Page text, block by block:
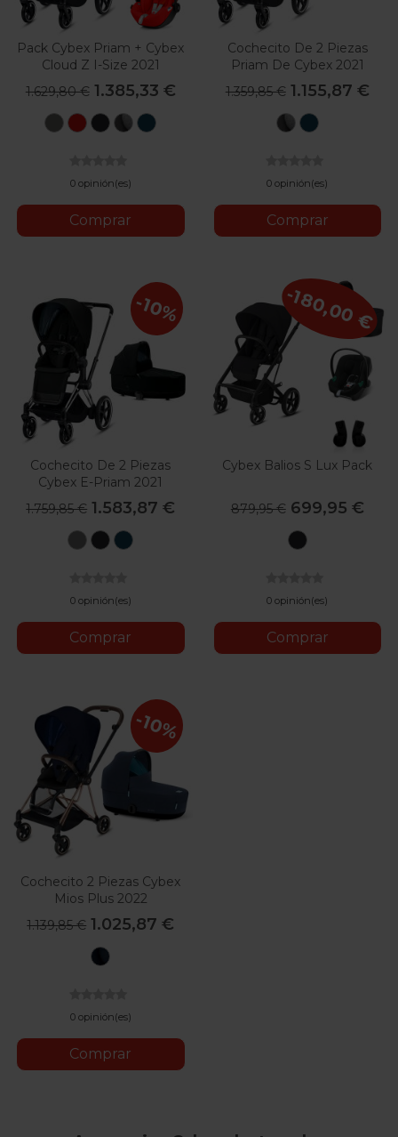
Pack Cybex Priam + Cybex
Cloud Z I-Size 2021
1.629,80 € 1.385,33 €
SohoAutumn
DeepManhattan
0 opinión(es)
Comprar
Cochecito De 2 Piezas
Priam De Cybex 2021
1.359,85 € 1.155,87 €
Manhattan
Mountain
0 opinión(es)
Comprar
Cochecito De 2 Piezas
Cybex E-Priam 2021
1.759,85 € 1.583,87 €
SohoDeep
0 opinión(es)
Comprar
-10%
Cybex Balios S Lux Pack
879,95 € 699,95 €
Deep
0 opinión(es)
Comprar
-180,00 €
Cochecito 2 Piezas Cybex
Mios Plus 2022
1.139,85 € 1.025,87 €
0 opinión(es)
Comprar
-10%